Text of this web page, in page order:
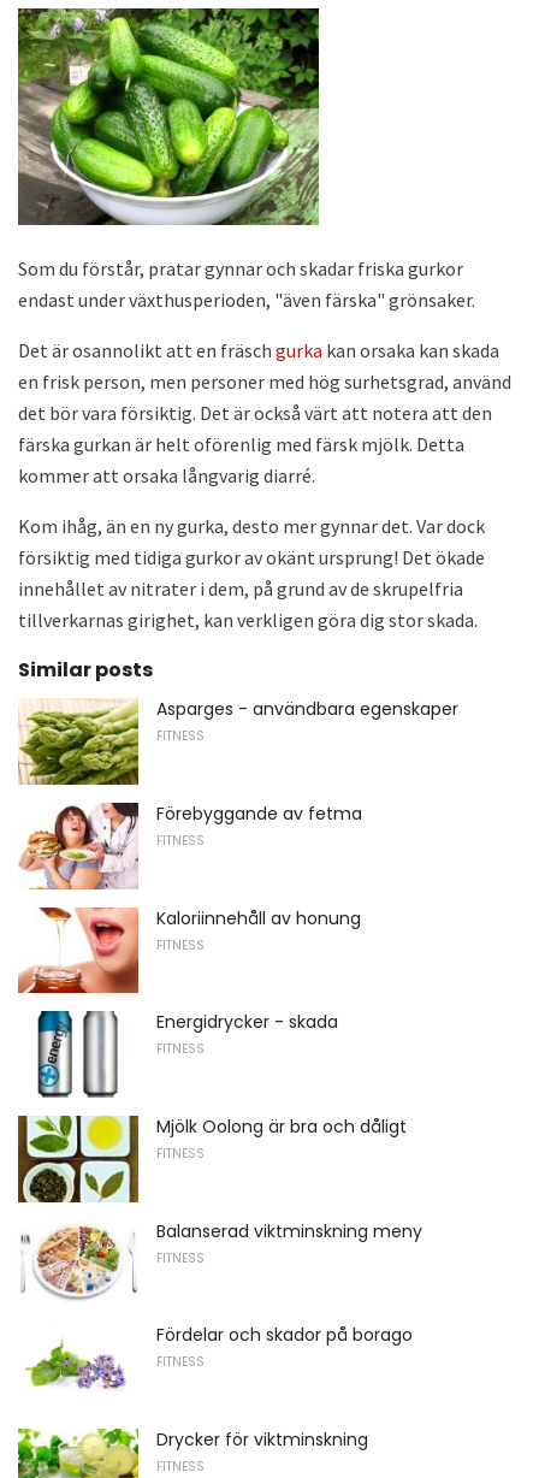
Som du förstår, pratar gynnar och skadar friska gurkor
endast under växthusperioden, "även färska" grönsaker.
Det är osannolikt att en fräsch gurka kan orsaka kan skada
en frisk person, men personer med hög surhetsgrad, använd
det bör vara försiktig. Det är också värt att notera att den
färska gurkan är helt oförenlig med färsk mjölk. Detta
kommer att orsaka långvarig diarré.
Kom ihåg, än en ny gurka, desto mer gynnar det. Var dock
försiktig med tidiga gurkor av okänt ursprung! Det ökade
innehållet av nitrater i dem, på grund av de skrupelfria
tillverkarnas girighet, kan verkligen göra dig stor skada.
Similar posts
Asparges - användbara egenskaper
FITNESS
Förebyggande av fetma
FITNESS
Kaloriinnehåll av honung
FITNESS
Energidrycker - skada
FITNESS
Mjölk Oolong är bra och dåligt
FITNESS
Balanserad viktminskning meny
FITNESS
Fördelar och skador på borago
FITNESS
Drycker för viktminskning
FITNESS